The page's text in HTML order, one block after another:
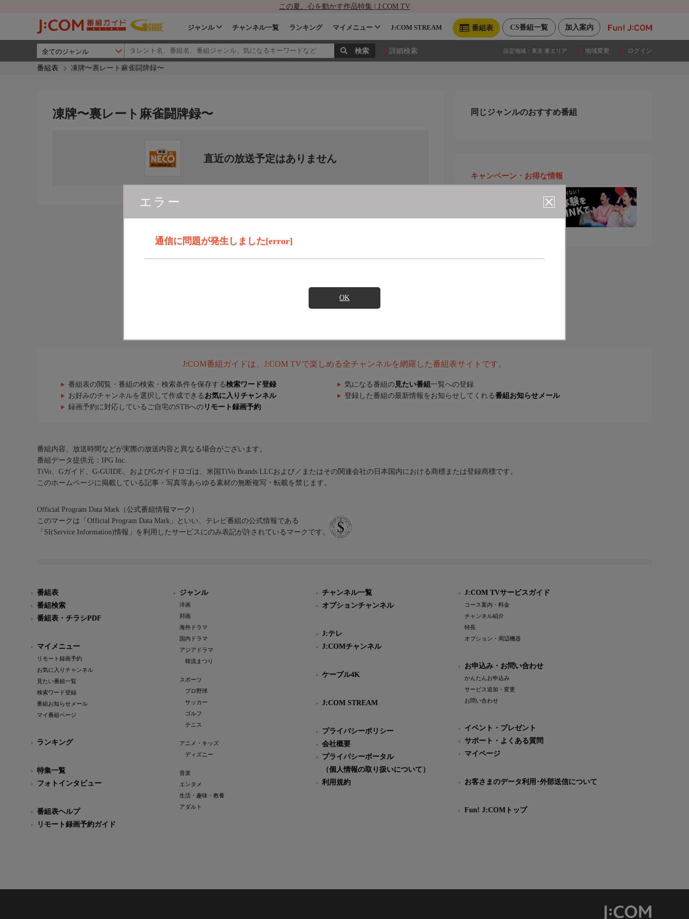
この夏、心を動かす作品特集 | J:COM TV
加入案内
CS番組一覧
番組表
ジャンル チャンネル一覧 ランキング マイメニュー J:COM STREAM
詳細検索 設定地域： 東京 東エリア 地域変更 ログイン
番組表 凍牌〜裏レート麻雀闘牌録〜
エラー
通信に問題が発生しました[error]
OK
凍牌〜裏レート麻雀闘牌録〜
直近の放送予定はありません
同じジャンルのおすすめ番組
キャンペーン・お得な情報
J:COM番組ガイドは、J:COM TVで楽しめる全チャンネルを網羅した番組表サイトです。
番組表の閲覧・番組の検索・検索条件を保存する検索ワード登録 気になる番組の 見たい番組 一覧への登録
お好みのチャンネルを選択して作成できる お気に入りチャンネル 登録した番組の最新情報をお知らせしてくれる番組お知らせメール
録画予約に対応しているご自宅のSTBへの リモート録画予約
番組内容、放送時間などが実際の放送内容と異なる場合がございます。
番組データ提供元：IPG Inc.
TiVo、Gガイド、G-GUIDE、およびGガイドロゴは、米国TiVo Brands LLCおよび／またはその関連会社の日本国内における商標または登録商標です。
このホームページに掲載している記事・写真等あらゆる素材の無断複写・転載を禁じます。
Official Program Data Mark（公式番組情報マーク）
このマークは「Official Program Data Mark」といい、テレビ番組の公式情報である
「SI(Service Information)情報」を利用したサービスにのみ表記が許されているマークです。
番組表
番組検索
番組表・チラシPDF
マイメニュー
リモート録画予約
お気に入りチャンネル
見たい番組一覧
検索ワード登録
番組お知らせメール
マイ番組ページ
ランキング
特集一覧
フォトインタビュー
番組表ヘルプ
リモート録画予約ガイド
ジャンル
洋画
邦画
海外ドラマ
国内ドラマ
アジアドラマ
韓流まつり
スポーツ
プロ野球
サッカー
ゴルフ
テニス
アニメ・キッズ
ディズニー
音楽
エンタメ
生活・趣味・教養
アダルト
チャンネル一覧
オプションチャンネル
J:テレ
J:COMチャンネル
ケーブル4K
J:COM STREAM
プライバシーポリシー
会社概要
プライバシーポータル
（個人情報の取り扱いについて）
利用規約
J:COM TVサービスガイド
コース案内・料金
チャンネル紹介
特長
オプション・周辺機器
お申込み・お問い合わせ
かんたんお申込み
サービス追加・変更
お問い合わせ
イベント・プレゼント
サポート・よくある質問
マイページ
お客さまのデータ利用･外部送信について
Fun! J:COMトップ